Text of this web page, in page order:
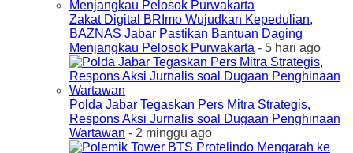
Zakat Digital BRImo Wujudkan Kepedulian,
BAZNAS Jabar Pastikan Bantuan Daging
Menjangkau Pelosok Purwakarta - 5 hari ago
Polda Jabar Tegaskan Pers Mitra Strategis,
Respons Aksi Jurnalis soal Dugaan Penghinaan
Wartawan - 2 minggu ago